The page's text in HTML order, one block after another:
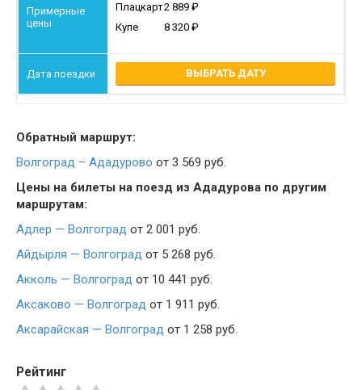
Плацкарт2 889
Купе
8 320
ВЫБРАТЬ ДАТУ
Обратный маршрут:
Волгоград – Ададурово от 3 569 руб.
Цены на билеты на поезд из Ададурова по другим
маршрутам:
Адлер — Волгоград от 2 001 руб.
Айдырля — Волгоград от 5 268 руб.
Акколь — Волгоград от 10 441 руб.
Аксаково — Волгоград от 1 911 руб.
Аксарайская — Волгоград от 1 258 руб.
Рейтинг